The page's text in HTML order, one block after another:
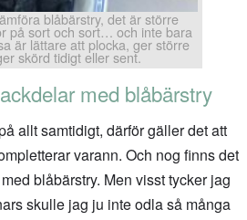
blåbärstry, det är större
på sort och sort… och inte bara
är lättare att plocka, ger större
skörd tidigt eller sent.
med blåbärstry
allt samtidigt, därför gäller det att
varann. Och nog finns det
blåbärstry. Men visst tycker jag
skulle jag ju inte odla så många